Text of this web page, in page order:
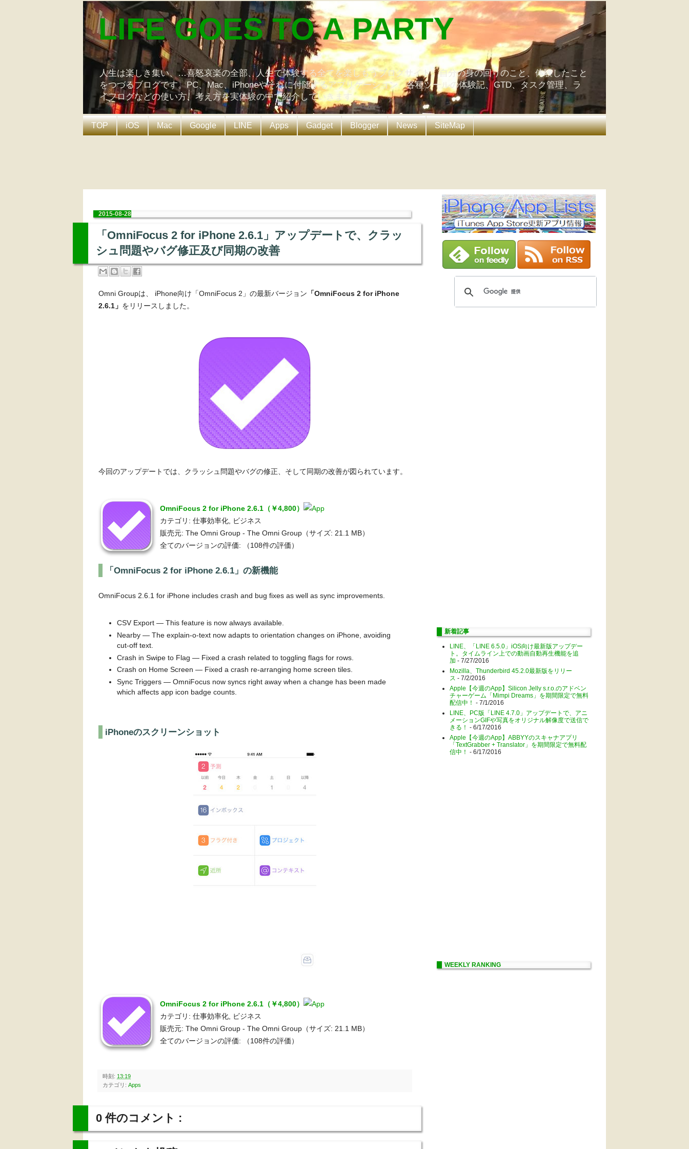
LIFE GOES TO A PARTY
人生は楽しき集い、…喜怒哀楽の全部、人生で体験する全てを楽しもうブログサイト。自分の身の回りのこと、体験したこと
をつづるブログです。PC、Mac、iPhoneやそれに付随するアプリケーション、各種ツールの体験記、GTD、タスク管理、ラ
イフログなどの使い方、考え方を実体験の中で紹介していきます。
TOP iOS Mac Google LINE Apps Gadget Blogger News SiteMap
2015-08-28
「OmniFocus 2 for iPhone 2.6.1」アップデートで、クラッ
シュ問題やバグ修正及び同期の改善
Omni Groupは、 iPhone向け「OmniFocus 2」の最新バージョン 「OmniFocus 2 for iPhone
2.6.1」 をリリースしました。
今回のアップデートでは、クラッシュ問題やバグの修正、そして同期の改善が図られています。
OmniFocus 2 for iPhone 2.6.1（￥4,800）
カテゴリ: 仕事効率化, ビジネス
販売元: The Omni Group - The Omni Group（サイズ: 21.1 MB）
全てのバージョンの評価:
（108件の評価）
「OmniFocus 2 for iPhone 2.6.1」の新機能
OmniFocus 2.6.1 for iPhone includes crash and bug fixes as well as sync improvements.
CSV Export — This feature is now always available.
Nearby — The explain-o-text now adapts to orientation changes on iPhone, avoiding
cut-off text.
Crash in Swipe to Flag — Fixed a crash related to toggling flags for rows.
Crash on Home Screen — Fixed a crash re-arranging home screen tiles.
Sync Triggers — OmniFocus now syncs right away when a change has been made
which affects app icon badge counts.
iPhoneのスクリーンショット
OmniFocus 2 for iPhone 2.6.1（￥4,800）
カテゴリ: 仕事効率化, ビジネス
販売元: The Omni Group - The Omni Group（サイズ: 21.1 MB）
全てのバージョンの評価:
（108件の評価）
時刻: 13:19
カテゴリ: Apps
0 件のコメント :
新着記事
LINE、「LINE 6.5.0」iOS向け最新版アップデー
ト。タイムライン上での動画自動再生機能を追
加 - 7/27/2016
Mozilla、Thunderbird 45.2.0最新版をリリー
ス - 7/2/2016
Apple【今週のApp】Silicon Jelly s.r.o.のアドベン
チャーゲーム「Mimpi Dreams」を期間限定で無料
配信中！ - 7/1/2016
LINE、PC版「LINE 4.7.0」アップデートで、アニ
メーションGIFや写真をオリジナル解像度で送信で
きる！ - 6/17/2016
Apple【今週のApp】ABBYYのスキャナアプリ
「TextGrabber + Translator」を期間限定で無料配
信中！ - 6/17/2016
WEEKLY RANKING